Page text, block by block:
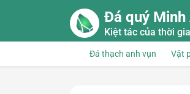
Skip to main content
Đá quý Minh
Kiệt tác của thời
Đá thạch anh vụn Vật